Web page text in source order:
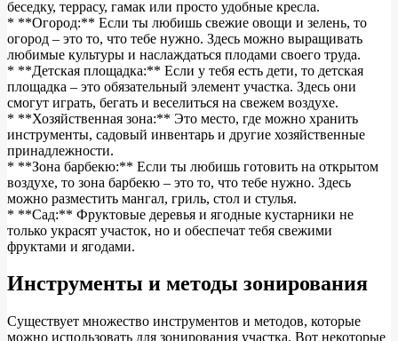
беседку, террасу, гамак или просто удобные кресла.
* **Огород:** Если ты любишь свежие овощи и зелень, то
огород – это то, что тебе нужно. Здесь можно выращивать
любимые культуры и наслаждаться плодами своего труда.
* **Детская площадка:** Если у тебя есть дети, то детская
площадка – это обязательный элемент участка. Здесь они
смогут играть, бегать и веселиться на свежем воздухе.
* **Хозяйственная зона:** Это место, где можно хранить
инструменты, садовый инвентарь и другие хозяйственные
принадлежности.
* **Зона барбекю:** Если ты любишь готовить на открытом
воздухе, то зона барбекю – это то, что тебе нужно. Здесь
можно разместить мангал, гриль, стол и стулья.
* **Сад:** Фруктовые деревья и ягодные кустарники не
только украсят участок, но и обеспечат тебя свежими
фруктами и ягодами.
Инструменты и методы зонирования
Существует множество инструментов и методов, которые
можно использовать для зонирования участка. Вот некоторые